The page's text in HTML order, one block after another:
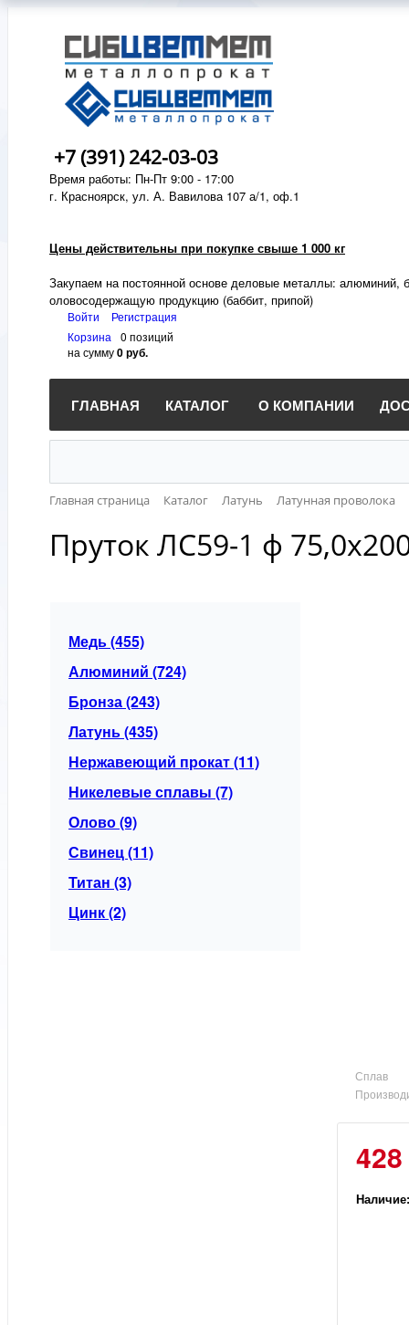
+7 (391) 242-03-03
Время работы: Пн-Пт 9:00 - 17:00
г. Красноярск, ул. А. Вавилова 107 а/1, оф.1
Цены действительны при покупке свыше 1 000 кг
Закупаем на постоянной основе деловые металлы: алюминий,
оловосодержащую продукцию (баббит, припой)
Войти
Регистрация
Корзина
0 позиций
на сумму0 руб.
ГЛАВНАЯ КАТАЛОГ О КОМПАНИИ
Главная страница Каталог Латунь Латунная проволока
Пруток ЛС59-1 ф
Медь (455)
Алюминий (724)
Бронза (243)
Латунь (435)
Нержавеющий прокат (11)
Никелевые сплавы (7)
Олово (9)
Свинец (11)
Титан (3)
Цинк (2)
Сплав
Наличие: